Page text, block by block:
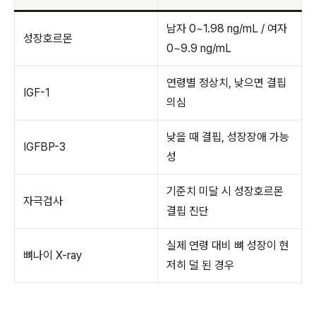
성장호르몬
남자 0~1.98 ng/mL / 여자
0~9.9 ng/mL
IGF-1
연령별 정상치, 낮으면 결핍
의심
IGFBP-3
낮을 때 결핍, 성장장애 가능
성
자극검사
기준치 미달 시 성장호르몬
결핍 진단
뼈나이 X-ray
실제 연령 대비 뼈 성장이 현
저히 덜 된 경우